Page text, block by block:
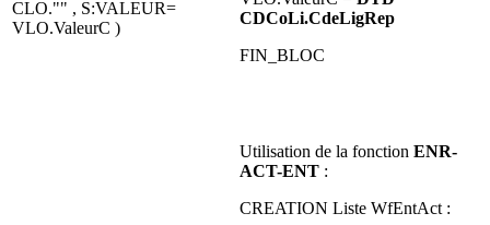
CLO."" , S:VALEUR=
VLO.ValeurC )
CDCoLi.CdeLigRep
FIN_BLOC
Utilisation de la fonction ENR-
ACT-ENT :
CREATION Liste WfEntAct :